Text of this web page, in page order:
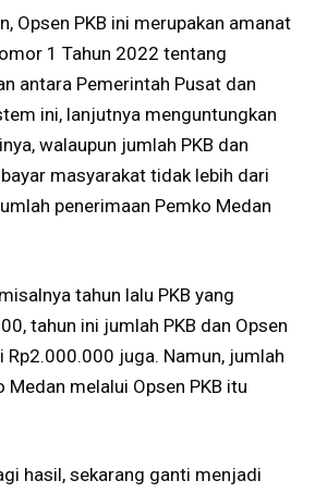
Opsen PKB ini merupakan amanat
1 Tahun 2022 tentang
antara Pemerintah Pusat dan
ini, lanjutnya menguntungkan
walaupun jumlah PKB dan
masyarakat tidak lebih dari
penerimaan Pemko Medan
tahun lalu PKB yang
tahun ini jumlah PKB dan Opsen
Rp2.000.000 juga. Namun, jumlah
Medan melalui Opsen PKB itu
hasil, sekarang ganti menjadi